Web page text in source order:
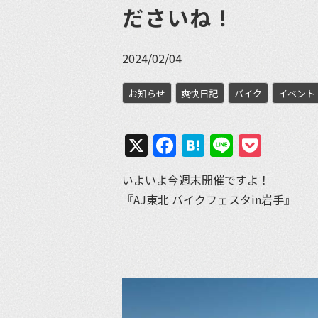
ださいね！
2024/02/04
お知らせ 爽快日記 バイク イベント
X Facebook
Hatena
Line
いよいよ今週末開催ですよ！
『AJ東北 バイクフェスタin岩手』